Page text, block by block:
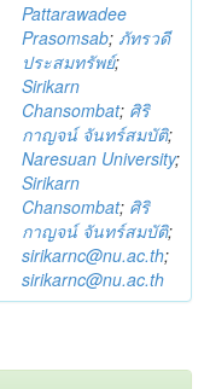
Pattarawadee
Prasomsab; ภัทรวดี
ประสมทรัพย์;
Sirikarn
Chansombat; ศิริ
กาญจน์ จันทร์สมบัติ;
Naresuan University;
Sirikarn
Chansombat; ศิริ
กาญจน์ จันทร์สมบัติ;
sirikarnc@nu.ac.th;
sirikarnc@nu.ac.th